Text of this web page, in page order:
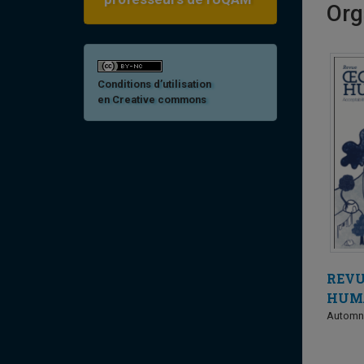
Conditions d’utilisation
en Creative commons